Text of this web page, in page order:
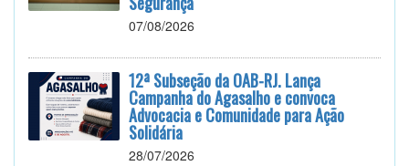
07/08/2026
12ª Subseção da OAB-RJ. Lança
Campanha do Agasalho e convoca
Advocacia e Comunidade para Ação
Solidária
28/07/2026